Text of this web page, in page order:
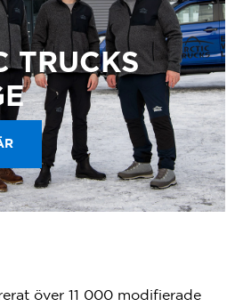
TRUCKS
över 11 000 modifierade